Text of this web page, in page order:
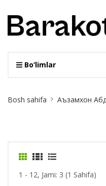
Bo‘limlar
Breadcrumb
Bosh sahifa Аъзамхон
1 - 12, Jami: 3 (1 Sahifa)